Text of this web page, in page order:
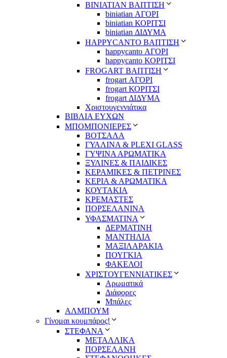
ΒΙΝΙΑΤΙΑΝ ΒΑΠΤΙΣΗ
biniatian ΑΓΟΡΙ
biniatian ΚΟΡΙΤΣΙ
biniatian ΔΙΔΥΜΑ
HAPPYCANTO ΒΑΠΤΙΣΗ
happycanto ΑΓΟΡΙ
happycanto ΚΟΡΙΤΣΙ
FROGART ΒΑΠΤΙΣΗ
frogart ΑΓΟΡΙ
frogart ΚΟΡΙΤΣΙ
frogart ΔΙΔΥΜΑ
Χριστουγεννιάτικα
ΒΙΒΛΙΑ ΕΥΧΩΝ
ΜΠΟΜΠΟΝΙΕΡΕΣ
ΒΟΤΣΑΛΑ
ΓΥΑΛΙΝΑ & PLEXI GLASS
ΓΥΨΙΝΑ ΑΡΩΜΑΤΙΚΑ
ΞΥΛΙΝΕΣ & ΠΑΙΔΙΚΕΣ
ΚΕΡΑΜΙΚΕΣ & ΠΕΤΡΙΝΕΣ
ΚΕΡΙΑ & ΑΡΩΜΑΤΙΚΑ
ΚΟΥΤΑΚΙΑ
ΚΡΕΜΑΣΤΕΣ
ΠΟΡΣΕΛΑΝΙΝΑ
ΥΦΑΣΜΑΤΙΝA
ΔΕΡΜΑΤΙΝΗ
ΜΑΝΤΗΛΙΑ
ΜΑΞΙΛΑΡΑΚΙΑ
ΠΟΥΓΚΙΑ
ΦΑΚΕΛΟΙ
ΧΡΙΣΤΟΥΓΕΝΝΙΑΤΙΚΕΣ
Αρωματικά
Διάφορες
Μπάλες
ΑΛΜΠΟΥΜ
Γίνομαι κουμπάρος!
ΣΤΕΦΑΝΑ
ΜΕΤΑΛΛΙΚΑ
ΠΟΡΣΕΛΑΝΗ